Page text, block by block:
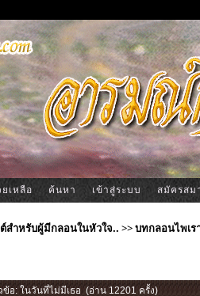
เหลือ ค้นหา เข้าสู่ระบบ สมัครสม
สำหรับผู้มีกลอนในหัวใจ.. >>บทกลอนไพเร
ข้อ: ในวันที่ไม่มีเธอ (อ่าน 12201 ครั้ง)